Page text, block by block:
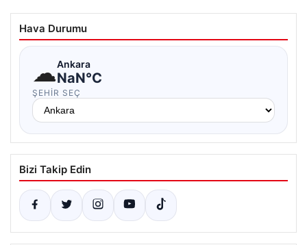
Hava Durumu
☁Ankara
NaN°C
ŞEHIR SEÇ
Bizi Takip Edin